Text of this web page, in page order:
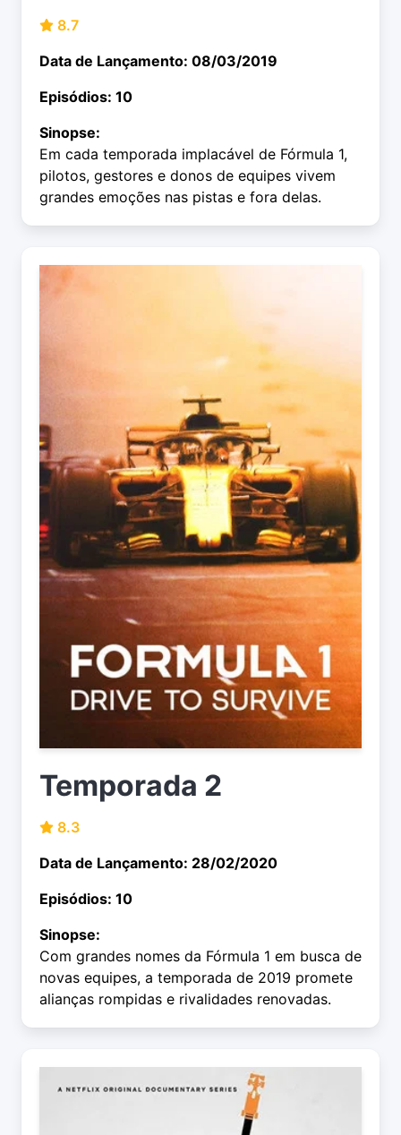
8.7
Data de Lançamento: 08/03/2019
Episódios: 10
Sinopse:
Em cada temporada implacável de Fórmula 1,
pilotos, gestores e donos de equipes vivem
grandes emoções nas pistas e fora delas.
Temporada 2
8.3
Data de Lançamento: 28/02/2020
Episódios: 10
Sinopse:
Com grandes nomes da Fórmula 1 em busca de
novas equipes, a temporada de 2019 promete
alianças rompidas e rivalidades renovadas.